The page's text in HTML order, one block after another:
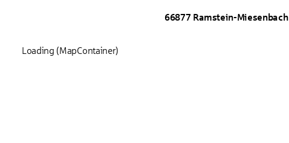
66877 Ramstein-Miesenbach
Loading (MapContainer)